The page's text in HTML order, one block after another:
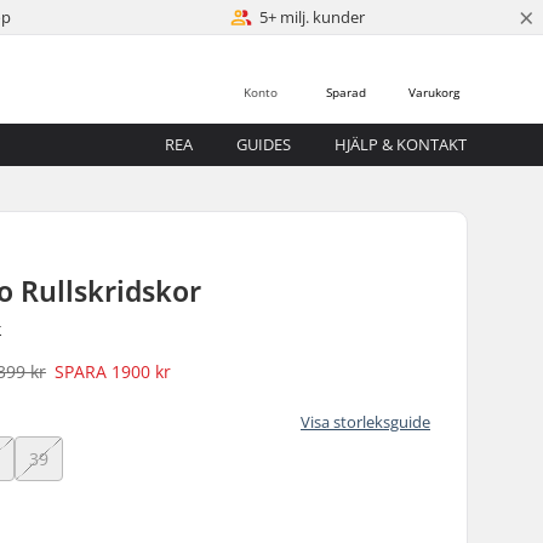
5+ milj. kunder ×
Varukorg
Sparad
Konto
REA GUIDES HJÄLP & KONTAKT
Rullskridskor
kr SPARA 1900 kr
Visa storleksguide
39